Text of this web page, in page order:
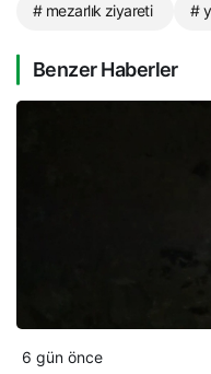
# mezarlık ziyareti #
Benzer Haberler
6 gün önce